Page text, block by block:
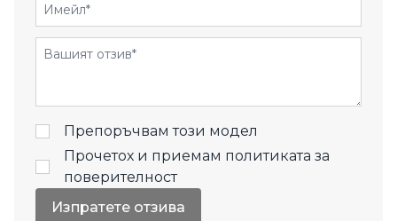
Отзиви
Препоръчвам този модел
Прочетох и приемам политиката за
поверителност
Изпратете отзива